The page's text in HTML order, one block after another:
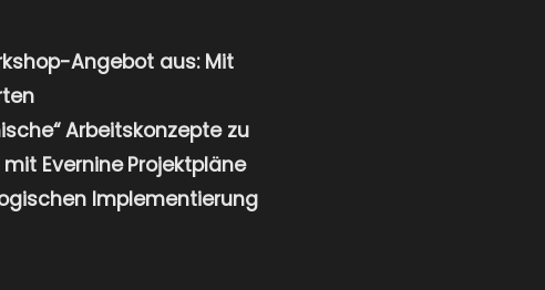
Angebot aus: Mit
Arbeitskonzepte zu
Evernine Projektpläne
Implementierung